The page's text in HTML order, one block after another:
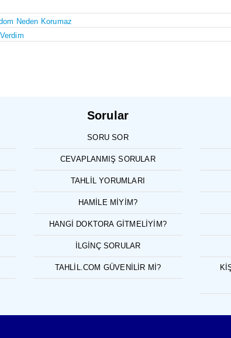
Neden Korumaz
Sorular
SORU SOR
CEVAPLANMIŞ SORULAR
TAHLIL YORUMLARI
HAMILE MIYIM?
HANGI DOKTORA GITMELIYIM?
İLGINÇ SORULAR
TAHLIL.COM GÜVENILIR MI?